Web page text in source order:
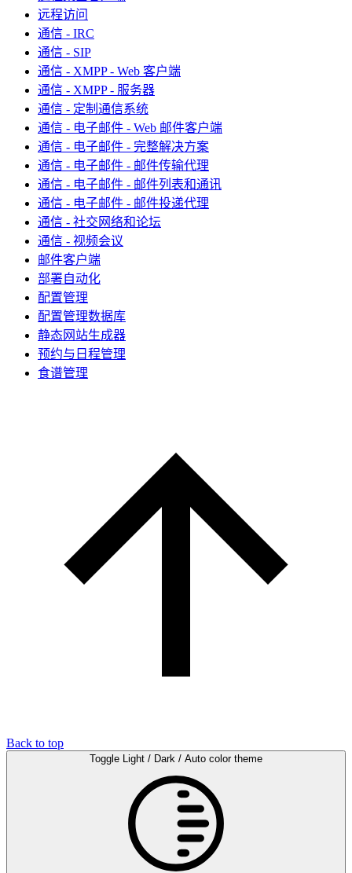
远程访问
通信 - IRC
通信 - SIP
通信 - XMPP - Web 客户端
通信 - XMPP - 服务器
通信 - 定制通信系统
通信 - 电子邮件 - Web 邮件客户端
通信 - 电子邮件 - 完整解决方案
通信 - 电子邮件 - 邮件传输代理
通信 - 电子邮件 - 邮件列表和通讯
通信 - 电子邮件 - 邮件投递代理
通信 - 社交网络和论坛
通信 - 视频会议
邮件客户端
部署自动化
配置管理
配置管理数据库
静态网站生成器
预约与日程管理
食谱管理
Back to top
Toggle Light / Dark / Auto color theme